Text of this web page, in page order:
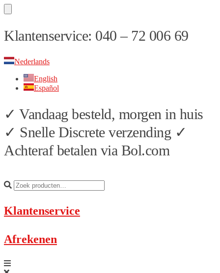
Skip
to
Skip
to
Klantenservice: 040 – 72 006 69
Nederlands
English
Español
✓ Vandaag besteld, morgen in huis
✓ Snelle Discrete verzending ✓
Achteraf betalen via Bol.com
Klantenservice
Afrekenen